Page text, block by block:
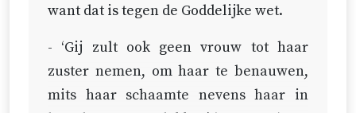
want dat is tegen de Goddelijke wet.
- ‘Gij zult ook geen vrouw tot haar
zuster nemen, om haar te benauwen,
mits haar schaamte nevens haar in